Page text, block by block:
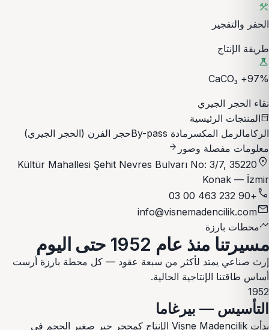
construction
الحفر والتفجير
طريقة الإنتاج
science
97%+ CaCO₃
نقاء الحجر الجيري
inventory_2المنتجات الرئيسية
الركامالرمل المكسر مادة By-pass
حجر الفرن (الحجر الجيري)
معلومات مفصلة وصور arrow_forward
location_on
Kültür Mahallesi Şehit Nevres Bulvarı No: 3/7, 35220
Konak — İzmir
phone
+90 232 463 00 03
email
info@visnemadencilik.com
timelineمحطات بارزة
مسيرتنا منذ عام 1952 حتى اليوم
إرث صناعي يمتد لأكثر من سبعة عقود — كل محطة بارزة أرست
أساس طاقتنا الإنتاجية الحالية.
1952
التأسيس — بيرغاما
بدأت Vişne Madencilik الإنتاج كمحجر جير صغير الحجم في